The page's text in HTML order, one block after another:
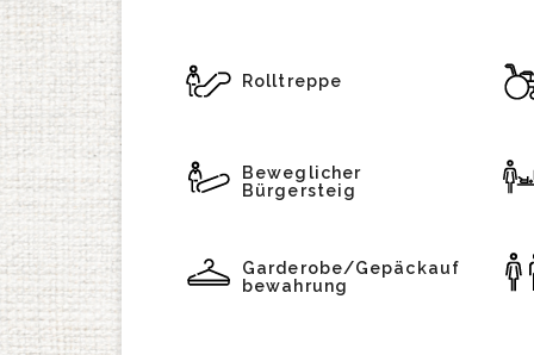
Rolltreppe
Beweglicher
Bürgersteig
Garderobe/Gepäckauf
bewahrung